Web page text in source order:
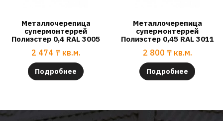
Металлочерепица
супермонтеррей
Полиэстер 0,4 RAL 3005
2 474 ₸ кв.м.
Подробнее
Металлочерепица
супермонтеррей
Полиэстер 0,45 RAL 3011
2 800 ₸ кв.м.
Подробнее